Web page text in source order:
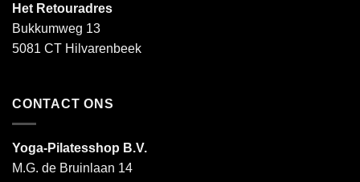
Het Retouradres
Bukkumweg 13
5081 CT Hilvarenbeek
CONTACT ONS
Yoga-Pilatesshop B.V.
M.G. de Bruinlaan 14